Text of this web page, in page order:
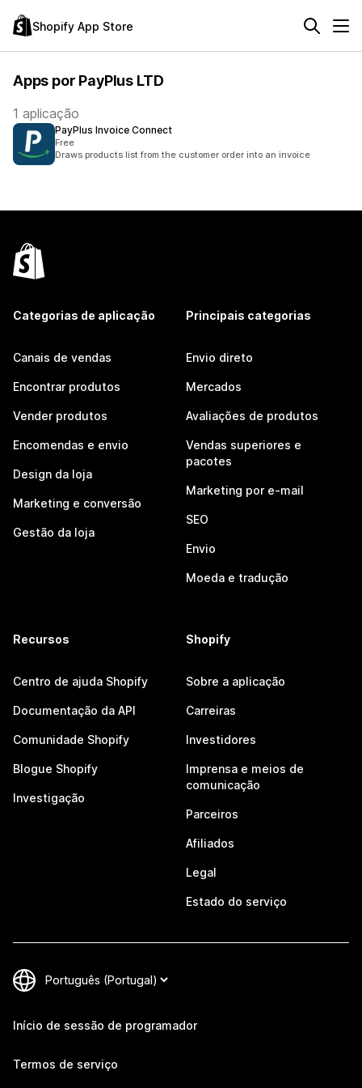
Shopify App Store
Apps por PayPlus LTD
1 aplicação
PayPlus Invoice Connect
Free
Draws products list from the customer order into an invoice
Categorias de aplicação
Canais de vendas
Encontrar produtos
Vender produtos
Encomendas e envio
Design da loja
Marketing e conversão
Gestão da loja
Principais categorias
Envio direto
Mercados
Avaliações de produtos
Vendas superiores e
pacotes
Marketing por e-mail
SEO
Envio
Moeda e tradução
Recursos
Centro de ajuda Shopify
Documentação da API
Comunidade Shopify
Blogue Shopify
Investigação
Shopify
Sobre a aplicação
Carreiras
Investidores
Imprensa e meios de
comunicação
Parceiros
Afiliados
Legal
Estado do serviço
Início de sessão de programador
Termos de serviço